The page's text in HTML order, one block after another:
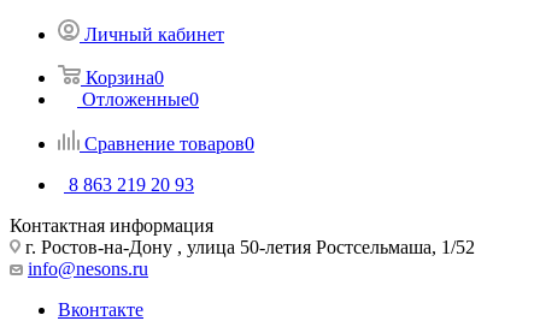
Личный кабинет
Корзина0
Отложенные0
Сравнение товаров0
8 863 219 20 93
Контактная информация
г. Ростов-на-Дону , улица 50-летия Ростсельмаша, 1/52
info@nesons.ru
Вконтакте